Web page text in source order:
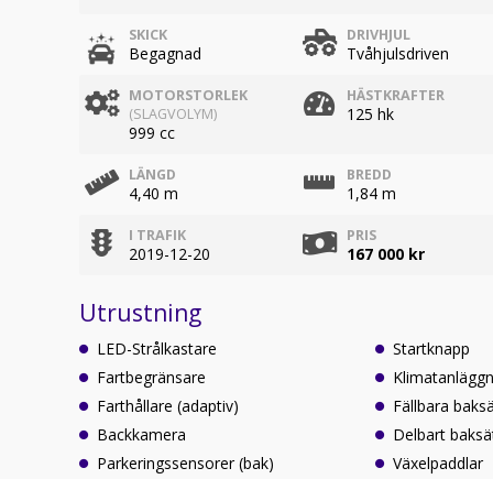
SKICK
Begagnad
DRIVHJUL
Tvåhjulsdriven
MOTORSTORLEK
(SLAGVOLYM)
999 cc
HÄSTKRAFTER
125 hk
LÄNGD
4,40 m
BREDD
1,84 m
I TRAFIK
2019-12-20
PRIS
167 000 kr
Utrustning
LED-Strålkastare
Fartbegränsare
Farthållare (adaptiv)
Backkamera
Parkeringssensorer (bak)
Startknapp
Fällbara
Delbart
Växelpaddlar